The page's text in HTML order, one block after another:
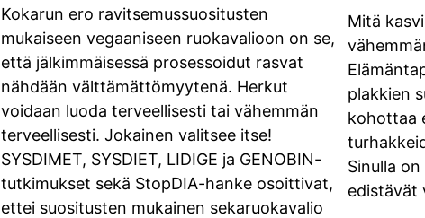
Kokarun ero ravitsemussuositusten
mukaiseen vegaaniseen ruokavalioon on se,
että jälkimmäisessä prosessoidut rasvat
nähdään välttämättömyytenä. Herkut
voidaan luoda terveellisesti tai vähemmän
terveellisesti. Jokainen valitsee itse!
SYSDIMET, SYSDIET, LIDIGE ja GENOBIN-
tutkimukset sekä StopDIA-hanke osoittivat,
ettei suositusten mukainen sekaruokavalio
Mitä
plakkien
kohottaa
Sinulla
edistävät